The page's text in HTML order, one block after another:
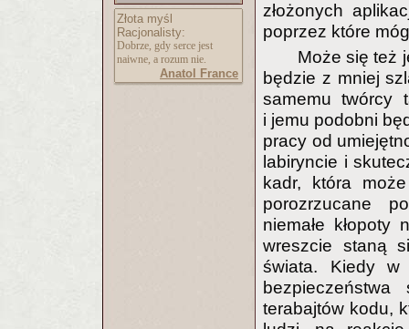
Złota myśl
Racjonalisty:
Dobrze, gdy serce jest
naiwne, a rozum nie.
Anatol France
złożonych
poprzez które
Może się też
będzie z mniej
samemu twórcy
i jemu podobni
pracy od
labiryncie i
kadr, która
porozrzucane
niemałe
wreszcie staną
świata. Kiedy w
terabajtów kodu,